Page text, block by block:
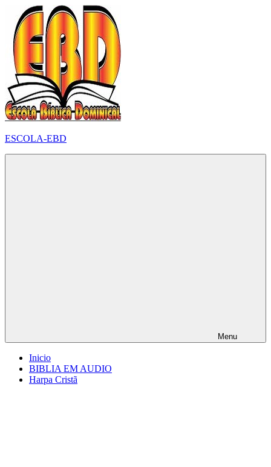
para
conteúdo
ESCOLA-EBD
Menu
Inicio
BIBLIA EM AUDIO
Harpa Cristã